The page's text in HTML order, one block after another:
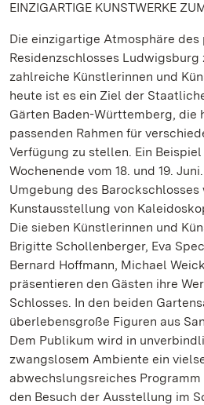
EINZIGARTIGE KUNSTWERKE
Die einzigartige Atmosphäre
Residenzschlosses Ludwigsburg
zahlreiche Künstlerinnen und
heute ist es ein Ziel der
Gärten Baden-Württemberg, die
passenden Rahmen für
Verfügung zu stellen. Ein
Wochenende vom 18. und 19.
Umgebung des
Kunstausstellung von
Die sieben Künstlerinnen und
Brigitte Schollenberger, Eva
Bernard Hoffmann, Michael
präsentieren den Gästen ihre
Schlosses. In den beiden
überlebensgroße Figuren aus
Dem Publikum wird in
zwangslosem Ambiente ein
abwechslungsreiches
den Besuch der Ausstellung im